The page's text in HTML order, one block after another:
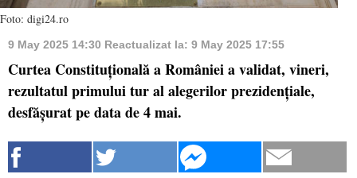
Foto: digi24.ro
9 May 2025 14:30 Reactualizat la: 9 May 2025 17:55
Curtea Constituțională a României a validat, vineri,
rezultatul primului tur al alegerilor prezidențiale,
desfășurat pe data de 4 mai.